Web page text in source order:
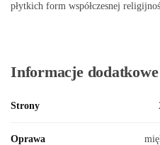
płytkich form współczesnej
Informacje dodatkowe
Strony
Oprawa